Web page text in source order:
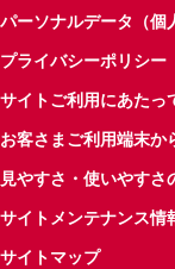
パーソナルデータ（個
プライバシーポリシー
サイトご利用にあたっ
お客さまご利用端末か
見やすさ・使いやすさ
サイトメンテナンス情
サイトマップ